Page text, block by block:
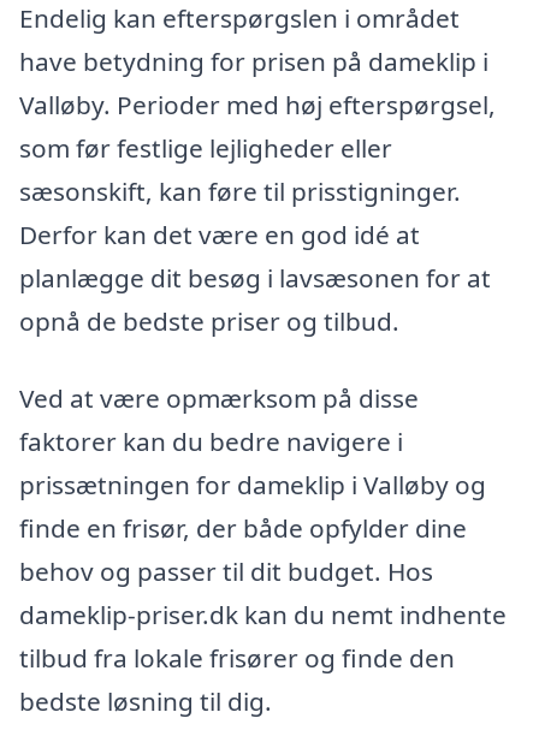
Endelig kan efterspørgslen i området
have betydning for prisen på dameklip i
Valløby. Perioder med høj efterspørgsel,
som før festlige lejligheder eller
sæsonskift, kan føre til prisstigninger.
Derfor kan det være en god idé at
planlægge dit besøg i lavsæsonen for at
opnå de bedste priser og tilbud.
Ved at være opmærksom på disse
faktorer kan du bedre navigere i
prissætningen for dameklip i Valløby og
finde en frisør, der både opfylder dine
behov og passer til dit budget. Hos
dameklip-priser.dk kan du nemt indhente
tilbud fra lokale frisører og finde den
bedste løsning til dig.